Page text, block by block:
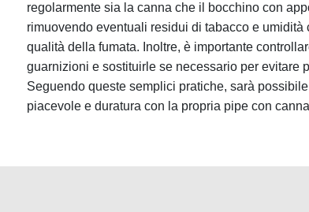
regolarmente sia la canna che il bocchino con
rimuovendo eventuali residui di tabacco e umidità
qualità della fumata. Inoltre, è importante
guarnizioni e sostituirle se necessario per evitare
Seguendo queste semplici pratiche, sarà
piacevole e duratura con la propria pipe con